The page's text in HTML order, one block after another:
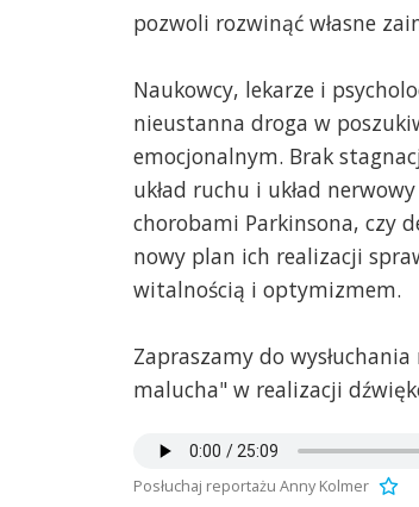
pozwoli rozwinąć własne
Naukowcy, lekarze i
nieustanna droga w
emocjonalnym. Brak
układ ruchu i układ
chorobami Parkinsona, czy
nowy plan ich realizacji
witalnością i optymizmem.
Zapraszamy do
malucha" w realizacji
Posłuchaj reportażu Anny Kolmer